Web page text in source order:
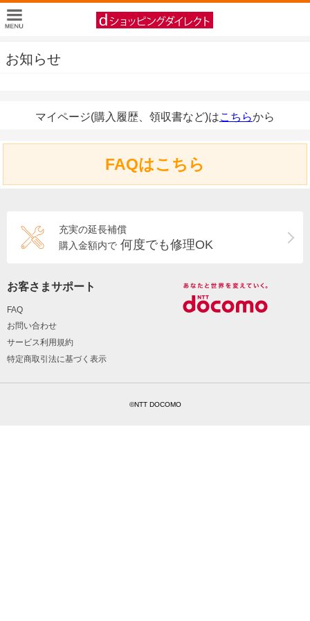
お知らせ
マイページ(購入履歴、領収書など)はこちらから
FAQはこちら
充実の延長補償
購入金額内で 何度でも修理OK
お客さまサポート
FAQ
お問い合わせ
サービス利用規約
特定商取引法に基づく表示
©NTT DOCOMO